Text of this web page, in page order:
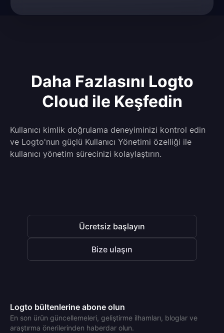
Daha Fazlasını Logto
Cloud ile Keşfedin
Kullanıcı kimlik doğrulama deneyiminizi kontrol edin
ve Logto'nun güçlü Kullanıcı Yönetimi özelliği ile
kullanıcı yönetim sürecinizi kolaylaştırın.
Ücretsiz başlayın
Bize ulaşın
Logto bültenlerine abone olun
En son ürün güncellemeleri, geliştirme ilhamları, bloglar ve
araştırma önerilerinden haberdar olun.